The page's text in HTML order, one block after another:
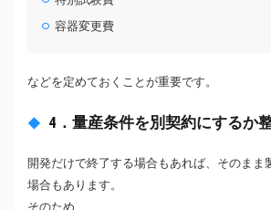
容器変更費
などを定めておくことが重要です。
4．量産条件を別契約にするか
開発だけで終了する場合もあれば、そのまま
場合もあります。
そのため、